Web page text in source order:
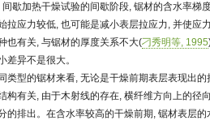
间歇加热干燥试验的间歇阶段, 锯材的含水率梯
拉应力较低, 也可能是减小表层拉应力, 并使应
也有关, 与锯材的厚度关系不大(刁秀明等, 1995
差异不是很大。
类型的锯材来看, 无论是干燥前期表层表现出
构有关, 由于木射线的存在, 横纤维方向上的径
的排出。在含水率较高的干燥前期, 锯材表层